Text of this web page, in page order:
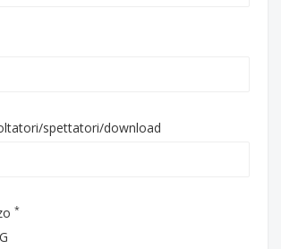
spettatori/download
*